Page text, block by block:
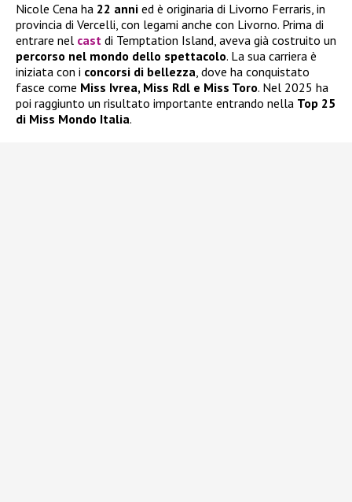
Nicole Cena ha 22 anni ed è originaria di Livorno Ferraris, in
provincia di Vercelli, con legami anche con Livorno. Prima di
entrare nel cast di Temptation Island, aveva già costruito un
percorso nel mondo dello spettacolo. La sua carriera è
iniziata con i concorsi di bellezza, dove ha conquistato
fasce come Miss Ivrea, Miss Rdl e Miss Toro. Nel 2025 ha
poi raggiunto un risultato importante entrando nella Top 25
di Miss Mondo Italia.